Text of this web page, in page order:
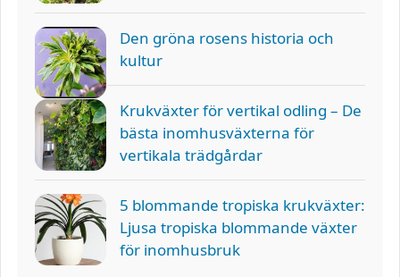
Den gröna rosens historia och
kultur
Krukväxter för vertikal odling – De
bästa inomhusväxterna för
vertikala trädgårdar
5 blommande tropiska krukväxter:
Ljusa tropiska blommande växter
för inomhusbruk